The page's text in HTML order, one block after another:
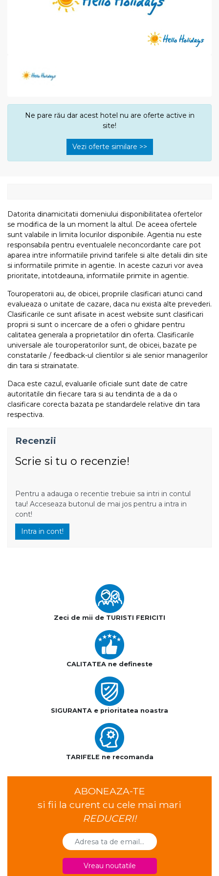
Ne pare rău dar acest hotel nu are oferte active in
site!
Vezi oferte similare >>
Datorita dinamicitatii domeniului disponibilitatea ofertelor
se modifica de la un moment la altul. De aceea ofertele
sunt valabile in limita locurilor disponibile. Agentia nu este
responsabila pentru eventualele neconcordante care pot
aparea intre informatiile privind tarifele si alte detalii din site
si informatiile primite in agentie. In aceste cazuri vor avea
prioritate, intotdeauna, informatiile primite in agentie.
Touroperatorii au, de obicei, propriile clasificari atunci cand
evalueaza o unitate de cazare, daca nu exista alte prevederi.
Clasificarile ce sunt afisate in acest website sunt clasificari
proprii si sunt o incercare de a oferi o ghidare pentru
calitatea generala a proprietatilor din oferta. Clasificarile
universale ale touroperatorilor sunt, de obicei, bazate pe
constatarile / feedback-ul clientilor si ale senior managerilor
din tara si strainatate.
Daca este cazul, evaluarile oficiale sunt date de catre
autoritatile din fiecare tara si au tendinta de a da o
clasificare corecta bazata pe standardele relative din tara
respectiva.
Recenzii
Scrie si tu o recenzie!
Pentru a adauga o recentie trebuie sa intri in contul
tau! Acceseaza butonul de mai jos pentru a intra in
cont!
Intra in cont!
Zeci de mii de TURISTI FERICITI
CALITATEA ne defineste
SIGURANTA e prioritatea noastra
TARIFELE ne recomanda
ABONEAZA-TE
si fii la curent cu cele mai mari
REDUCERI!
Vreau noutatile